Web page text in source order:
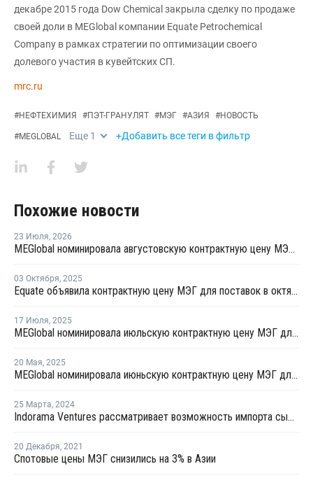
декабре 2015 года Dow Chemical закрыла сделку по продаже
своей доли в MEGlobal компании Equate Petrochemical
Company в рамках стратегии по оптимизации своего
долевого участия в кувейтских СП.
mrc.ru
#НЕФТЕХИМИЯ #ПЭТ-ГРАНУЛЯТ #МЭГ #АЗИЯ #НОВОСТЬ
#MEGLOBAL Еще 1 +Добавить все теги в фильтр
Похожие новости
23 Июля, 2026
MEGlobal номинировала августовскую контрактную цену МЭГ для Азии
03 Октября, 2025
Equate объявила контрактную цену МЭГ для поставок в октябре
17 Июля, 2025
MEGlobal номинировала июльскую контрактную цену МЭГ для Азии
20 Мая, 2025
MEGlobal номинировала июньскую контрактную цену МЭГ для Азии
25 Марта, 2024
Indorama Ventures рассматривает возможность импорта сырья из Азии
20 Декабря, 2021
Спотовые цены МЭГ снизились на 3% в Азии